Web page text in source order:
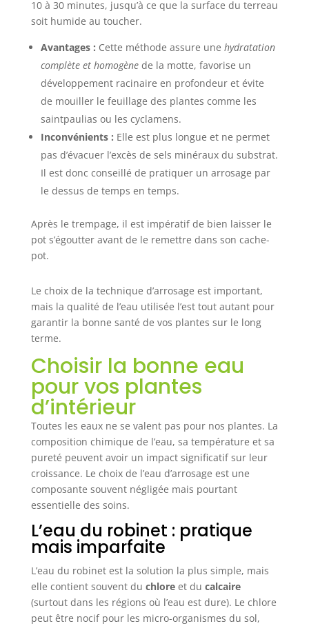
d'eau avec précision pour fournir à vos plantes la
bonne quantité d'eau et s'assurer que chaque
arrosage est simple et efficace. 【Design
d'intérieur peut non seulement être utilisé comme
dispositif d'arrosage, mais peut également être
placé dans le jardin ou à l'intérieur comme
son design multifonctionnel en fait un élément
indispensable de la vie et ajoute confort et beauté
à votre vie quotidienne. 【Traitement de surface
exquis par pulvérisation de peinture】 L’extérieur
de l’arrosoir pour plantes d’intérieur est finement
laqué, ce qui donne non seulement au produit un
efficacement l’accumulation de rouille et de saleté.
Que vous le placiez à l'intérieur ou à l'extérieur,
l'arrosoir Petit conserve son aspect lumineux et
ajoute une touche de couleur à vos activités de
10 à 30 minutes, jusqu’à ce que la surface du terreau
soit humide au toucher.
Avantages : Cette méthode assure une hydratation
complète et homogènede la motte, favorise un
développement racinaire en profondeur et évite
de mouiller le feuillage des plantes comme les
saintpaulias ou les cyclamens.
Inconvénients : Elle est plus longue et ne permet
pas d’évacuer l’excès de sels minéraux du substrat.
Il est donc conseillé de pratiquer un arrosage par
le dessus de temps en temps.
Après le trempage, il est impératif de bien laisser le
pot s’égoutter avant de le remettre dans son cache-
pot.
Le choix de la technique d’arrosage est important,
mais la qualité de l’eau utilisée l’est tout autant pour
garantir la bonne santé de vos plantes sur le long
terme.
Choisir la bonne eau
pour vos plantes
d’intérieur
Toutes les eaux ne se valent pas pour nos plantes. La
composition chimique de l’eau, sa température et sa
pureté peuvent avoir un impact significatif sur leur
croissance. Le choix de l’eau d’arrosage est une
composante souvent négligée mais pourtant
essentielle des soins.
L’eau du robinet : pratique
mais imparfaite
L’eau du robinet est la solution la plus simple, mais
elle contient souvent du chloreet du calcaire
(surtout dans les régions où l’eau est dure). Le chlore
peut être nocif pour les micro-organismes du sol,